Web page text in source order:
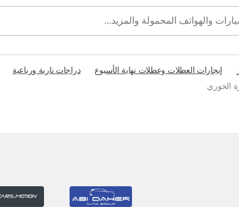
إيجارات العطلات وعطلات نهاية الأسبوع دراجات نارية ورباعية
الخوري